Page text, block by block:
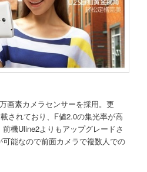
画素カメラセンサーを採用。更
されており、F値2.0の集光率が高
機Uline2よりもアップグレードさ
能なので前面カメラで複数人での